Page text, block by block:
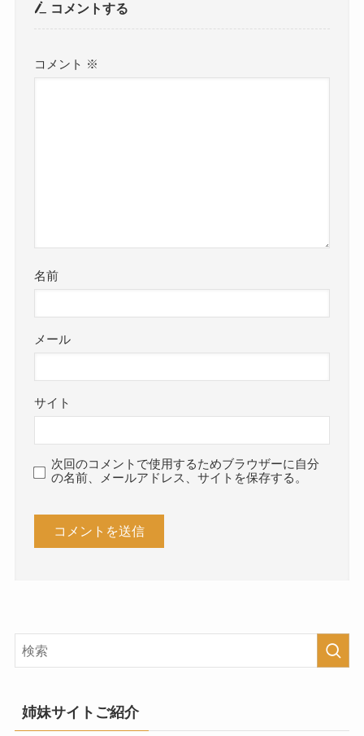
コメントする
コメント ※
名前
メール
サイト
次回のコメントで使用するためブラウザーに自分
の名前、メールアドレス、サイトを保存する。
姉妹サイトご紹介